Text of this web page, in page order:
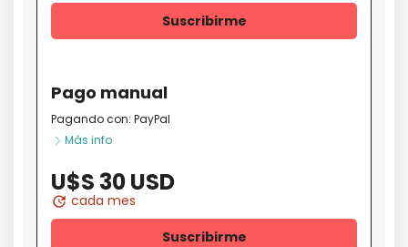
Suscribirme
Pago manual
Pagando con: PayPal
Más info
U$S 30 USD
update cada mes
Suscribirme